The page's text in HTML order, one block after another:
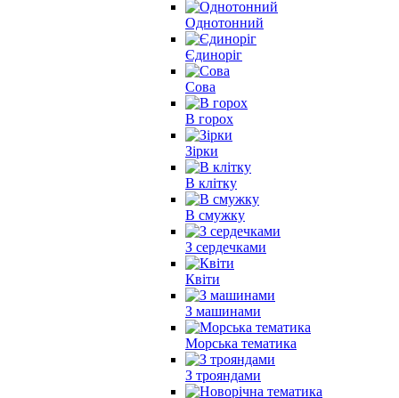
Однотонний
Єдиноріг
Сова
В горох
Зірки
В клітку
В смужку
З сердечками
Квіти
З машинами
Морська тематика
З трояндами